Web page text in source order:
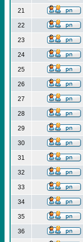
21
22
23
24
25
26
27
28
29
30
31
32
33
34
35
36